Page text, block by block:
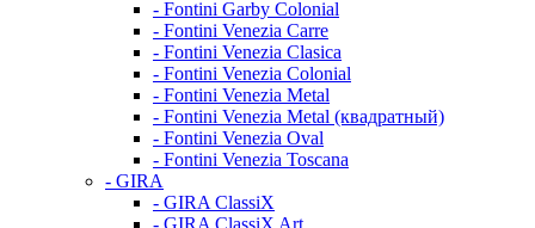
- Fontini Garby Colonial
- Fontini Venezia Carre
- Fontini Venezia Clasica
- Fontini Venezia Colonial
- Fontini Venezia Metal
- Fontini Venezia Metal (квадратный)
- Fontini Venezia Oval
- Fontini Venezia Toscana
- GIRA
- GIRA ClassiX
- GIRA ClassiX Art